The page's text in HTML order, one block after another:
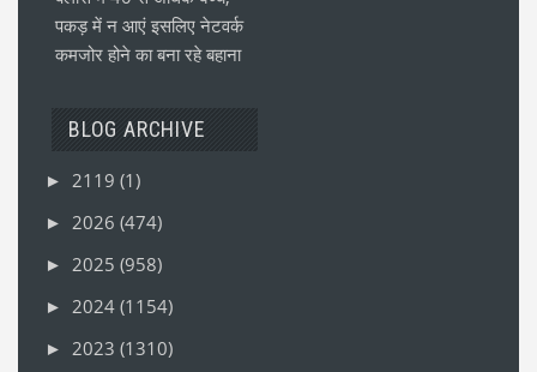
पकड़ में न आएं इसलिए नेटवर्क
कमजोर होने का बना रहे बहाना
BLOG ARCHIVE
► 2119 (1)
► 2026 (474)
► 2025 (958)
► 2024 (1154)
► 2023 (1310)